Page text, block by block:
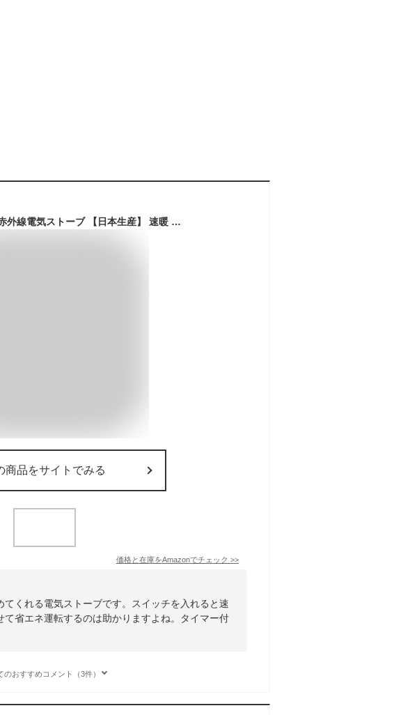
CORONA(コロナ) 遠赤外線電気ストーブ 【日本生産】 速暖 「コアヒートスリム」 省エネ ecoモード搭載 左右首振り タイマー機能 温度調節10段階 ホワイト DH-91RA(W)
商品をサイトでみる
価格と在庫をAmazonでチェック >>
くれる電気ストーブです。スイッチを入れると速
省エネ運転するのは助かりますよね。タイマー付
のおすすめコメント（3件）